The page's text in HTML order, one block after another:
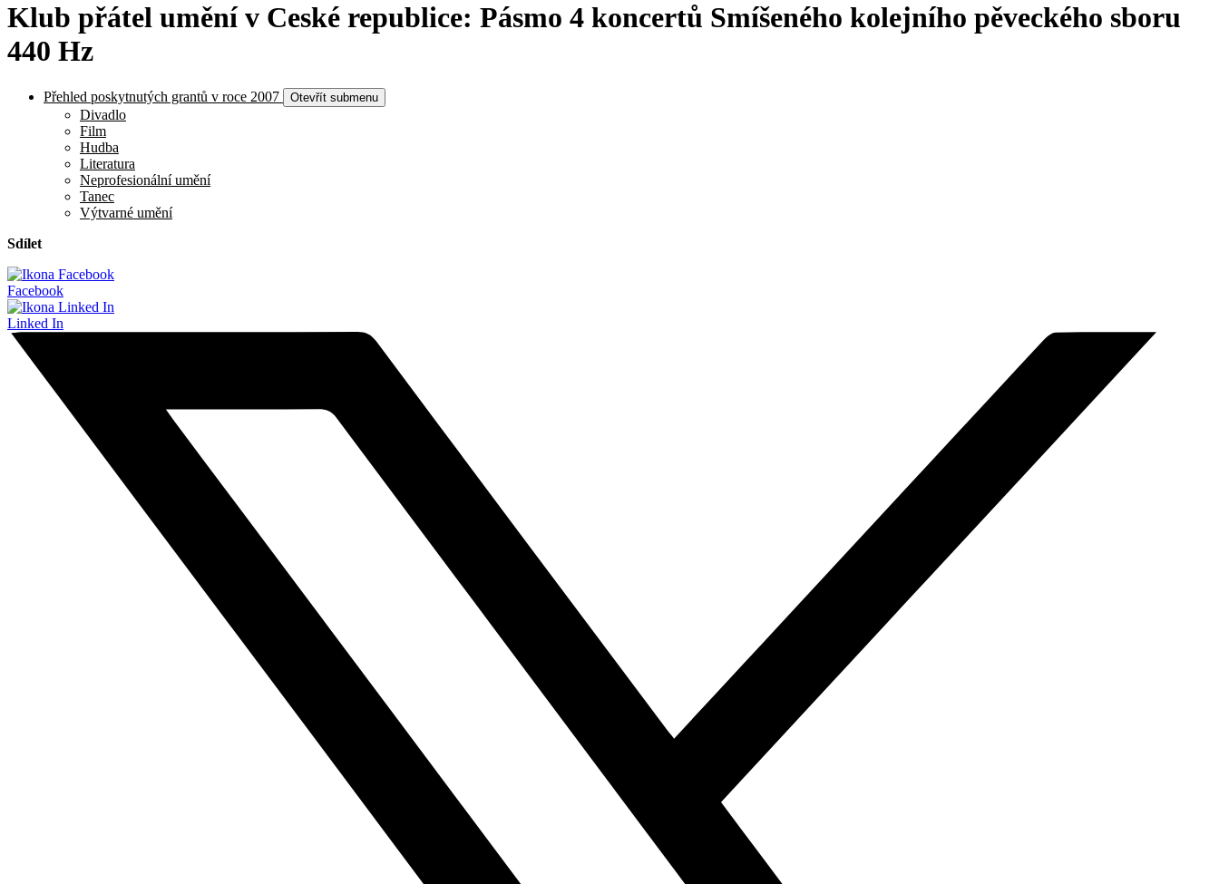
Klub přátel umění v Ceské republice: Pásmo 4 koncertů Smíšeného kolejního pěveckého sboru
440 Hz
Přehled poskytnutých grantů v roce 2007 Otevřít submenu
Divadlo
Film
Hudba
Literatura
Neprofesionální umění
Tanec
Výtvarné umění
Sdílet
Facebook
Linked In